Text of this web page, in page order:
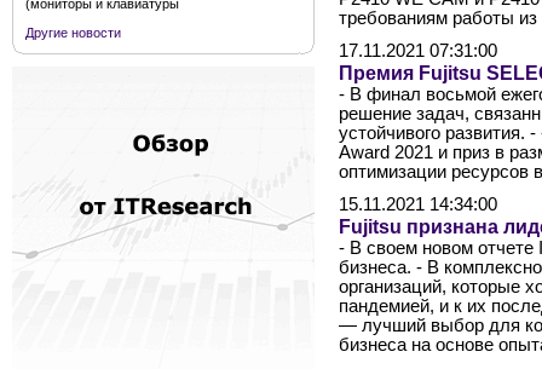
(мониторы и клавиатуры
Другие новости
требованиям работы
17.11.2021 07:31:00
Премия Fujitsu
- В финал восьмой
решение задач,
устойчивого
Award 2021 и приз в
оптимизации ресурсов
15.11.2021 14:34:00
Fujitsu признана
- В своем новом
бизнеса. - В
организаций, которые
пандемией, и к их
— лучший выбор для
бизнеса на основе